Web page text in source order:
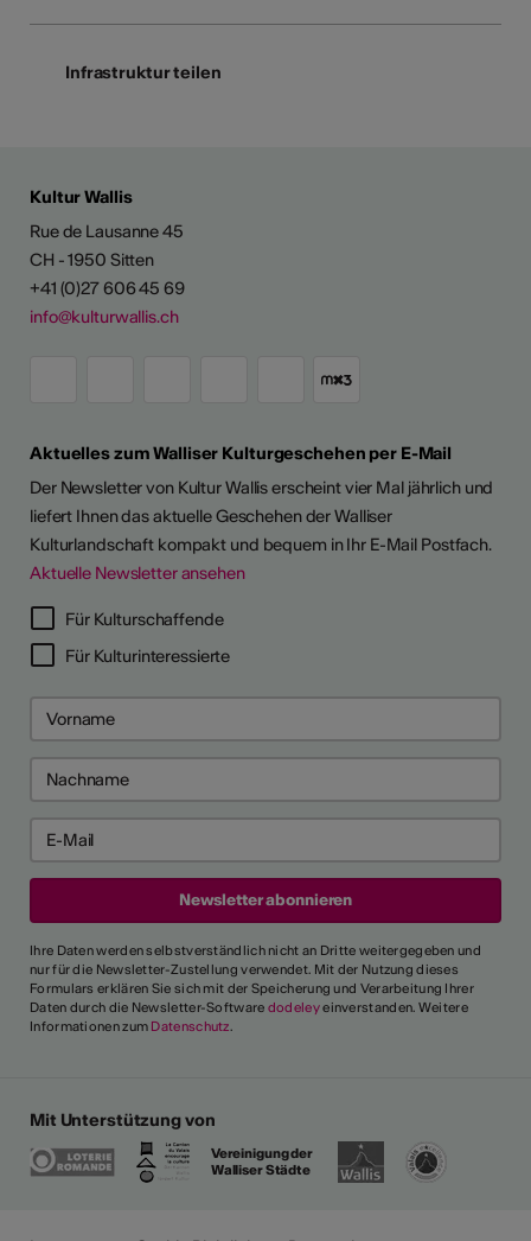
Infrastruktur teilen
Kultur Wallis
Rue de Lausanne 45
CH - 1950 Sitten
+41 (0)27 606 45 69
info@kulturwallis.ch
Aktuelles zum Walliser Kulturgeschehen per E-Mail
Der Newsletter von Kultur Wallis erscheint vier Mal jährlich und
liefert Ihnen das aktuelle Geschehen der Walliser
Kulturlandschaft kompakt und bequem in Ihr E-Mail Postfach.
Aktuelle Newsletter ansehen
Für Kulturschaffende
Für Kulturinteressierte
Ihre Daten werden selbstverständlich nicht an Dritte weitergegeben und
nur für die Newsletter-Zustellung verwendet. Mit der Nutzung dieses
Formulars erklären Sie sich mit der Speicherung und Verarbeitung Ihrer
Daten durch die Newsletter-Software dodeleyeinverstanden. Weitere
Informationen zum Datenschutz.
Mit Unterstützung von
Vereinigung der
Walliser Städte